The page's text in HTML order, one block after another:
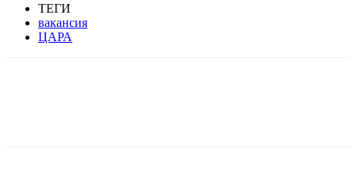
ТЕГИ
вакансия
ЦАРА